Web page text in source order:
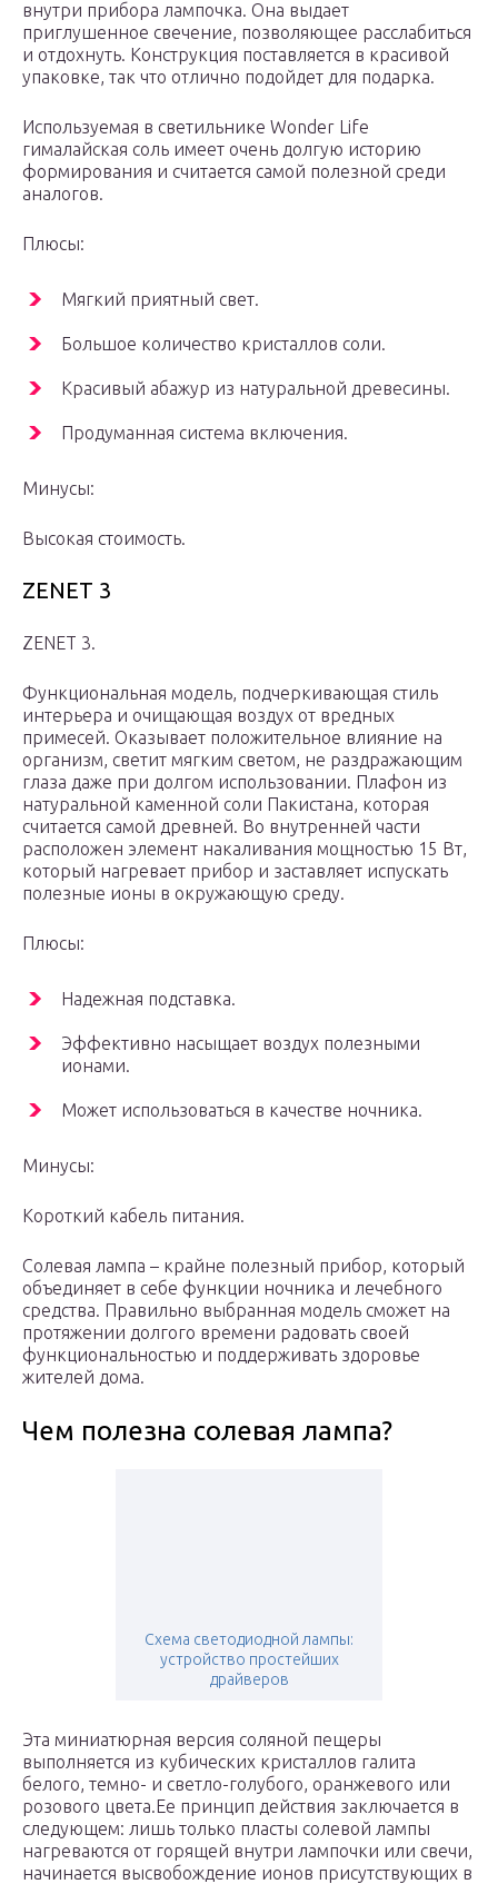
внутри прибора лампочка. Она выдает
приглушенное свечение, позволяющее расслабиться
и отдохнуть. Конструкция поставляется в красивой
упаковке, так что отлично подойдет для подарка.
Используемая в светильнике Wonder Life
гималайская соль имеет очень долгую историю
формирования и считается самой полезной среди
аналогов.
Плюсы:
Мягкий приятный свет.
Большое количество кристаллов соли.
Красивый абажур из натуральной древесины.
Продуманная система включения.
Минусы:
Высокая стоимость.
ZENET 3
ZENET 3.
Функциональная модель, подчеркивающая стиль
интерьера и очищающая воздух от вредных
примесей. Оказывает положительное влияние на
организм, светит мягким светом, не раздражающим
глаза даже при долгом использовании. Плафон из
натуральной каменной соли Пакистана, которая
считается самой древней. Во внутренней части
расположен элемент накаливания мощностью 15 Вт,
который нагревает прибор и заставляет испускать
полезные ионы в окружающую среду.
Плюсы:
Надежная подставка.
Эффективно насыщает воздух полезными
ионами.
Может использоваться в качестве ночника.
Минусы:
Короткий кабель питания.
Солевая лампа – крайне полезный прибор, который
объединяет в себе функции ночника и лечебного
средства. Правильно выбранная модель сможет на
протяжении долгого времени радовать своей
функциональностью и поддерживать здоровье
жителей дома.
Чем полезна солевая лампа?
Схема светодиодной лампы:
устройство простейших
драйверов
Эта миниатюрная версия соляной пещеры
выполняется из кубических кристаллов галита
белого, темно- и светло-голубого, оранжевого или
розового цвета.Ее принцип действия заключается в
следующем: лишь только пласты солевой лампы
нагреваются от горящей внутри лампочки или свечи,
начинается высвобождение ионов присутствующих в